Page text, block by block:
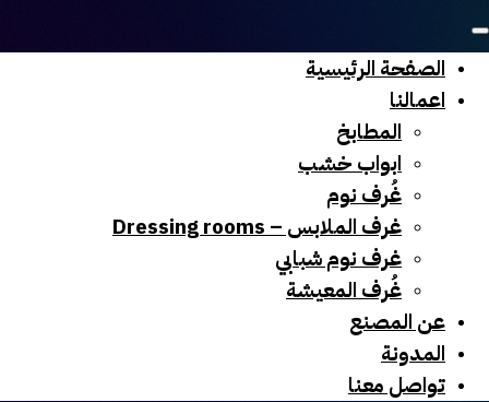
الصفحة الرئيسية
اعمالنا
المطابخ
ابواب خشب
غُرف نوم
غرف الملابس – Dressing rooms
غرف نوم شبابي
غُرف المعيشة
عن المصنع
المدونة
تواصل معنا